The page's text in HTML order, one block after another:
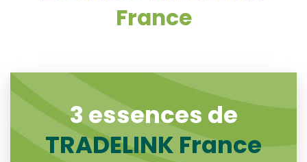
France
3 essences de
TRADELINK France